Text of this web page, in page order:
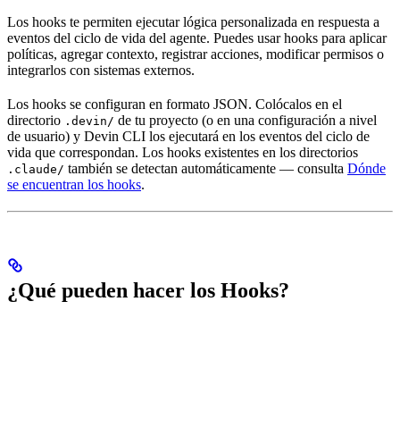
Los hooks te permiten ejecutar lógica personalizada en respuesta a
eventos del ciclo de vida del agente. Puedes usar hooks para aplicar
políticas, agregar contexto, registrar acciones, modificar permisos o
integrarlos con sistemas externos.
Los hooks se configuran en formato JSON. Colócalos en el
directorio .devin/ de tu proyecto (o en una configuración a nivel
de usuario) y Devin CLI los ejecutará en los eventos del ciclo de
vida que correspondan. Los hooks existentes en los directorios
.claude/ también se detectan automáticamente — consulta Dónde
se encuentran los hooks.
¿Qué pueden hacer los Hooks?